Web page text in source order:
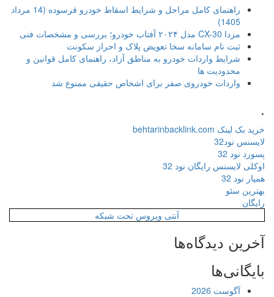
راهنمای کامل مراحل و شرایط اسقاط خودرو فرسوده (14 مرداد
1405)
مزدا CX-30 مدل ۲۰۲۴ آفتاب خودرو؛ بررسی و مشخصات فنی
ثبت نام سامانه سخا تعویض پلاک و احراز سکونت
شرایط واردات خودرو به مناطق آزاد، راهنمای کامل قوانین و
محدودیت ها
واردات خودروی صفر برای اشخاص حقیقی ممنوع شد
خرید بک لینک behtarinbacklink.com
لایسنس نود32
پسورد نود 32
اوکلی لایسنس رایگان نود 32
همیار نود 32
بهترین سئو
رایگان
آنتی ویروس تحت شبکه
آخرین دیدگاه‌ها
بایگانی‌ها
آگوست 2026